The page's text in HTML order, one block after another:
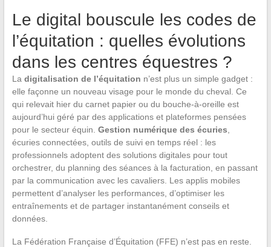
Le digital bouscule les codes de
l’équitation : quelles évolutions
dans les centres équestres ?
La digitalisation de l’équitation n’est plus un simple gadget :
elle façonne un nouveau visage pour le monde du cheval. Ce
qui relevait hier du carnet papier ou du bouche-à-oreille est
aujourd’hui géré par des applications et plateformes pensées
pour le secteur équin. Gestion numérique des écuries
écuries connectées, outils de suivi en temps réel : les
professionnels adoptent des solutions digitales pour tout
orchestrer, du planning des séances à la facturation, en passant
par la communication avec les cavaliers. Les applis mobiles
permettent d’analyser les performances, d’optimiser les
entraînements et de partager instantanément conseils et
données.
La Fédération Française d’Équitation (FFE) n’est pas en reste.